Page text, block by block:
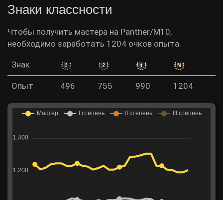
Знаки классности
Чтобы получить мастера на Panther/M10,
необходимо заработать 1204 очков опыта.
Знак
Опыт 496 755 990 1204